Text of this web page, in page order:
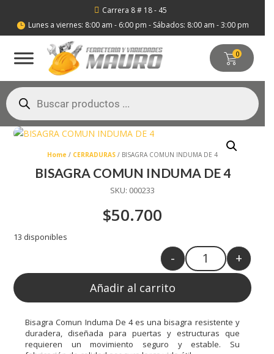
 Carrera 8 # 18 - 45
 Lunes a viernes: 8:00 am - 6:00 pm - Sábados: 8:00 am - 3:00 pm
0
Búsqueda
de
productos
Home / CERRADURAS / BISAGRA COMUN INDUMA DE 4
BISAGRA COMUN INDUMA DE 4
SKU: 000233
$50.700
13 disponibles
Quantity
- +
Añadir al carrito
Bisagra Comun Induma De 4 es una bisagra resistente y
duradera, diseñada para puertas y estructuras que
requieren un movimiento seguro y estable. Su